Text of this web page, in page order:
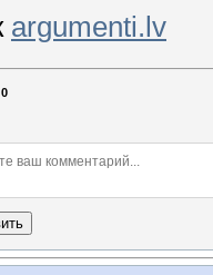
argumenti.lv
0